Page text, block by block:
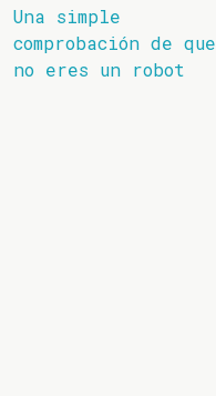
Una simple
comprobación de que
no eres un robot